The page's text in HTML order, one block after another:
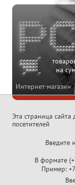
Интернет-магазин
на
Эта страница
посетителей
Введите
В формате
Пример: